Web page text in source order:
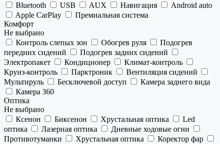
Bluetooth
USB AUX Навигация
Android auto
Apple CarPlay
Премиальная система
Комфорт
Не выбрано
Контроль слепых зон
Обогрев руля
Подогрев
передних сидений
Подогрев задних сидений
Электропакет
Кондиционер
Климат-контроль
Круиз-контроль
Парктроник
Вентиляция сидений
Мультируль
Бесключевой доступ
Камера заднего вида
Камера 360
Оптика
Не выбрано
Ксенон
Биксенон Хрустальная оптика
Led
оптика
Лазерная оптика
Дневные ходовые огни
Противотуманки
Хрустальная оптика
Коректор фар